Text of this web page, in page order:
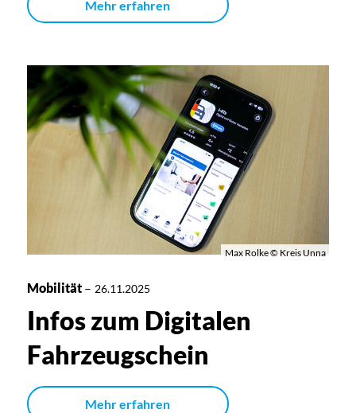
Mehr erfahren
Max Rolke © Kreis Unna
Mobilität– 26.11.2025
Infos zum Digitalen
Fahrzeugschein
Mehr erfahren